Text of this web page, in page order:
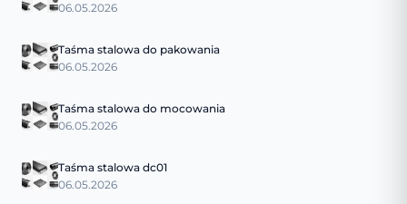
06.05.2026
Taśma stalowa do pakowania
06.05.2026
Taśma stalowa do mocowania
06.05.2026
Taśma stalowa dc01
06.05.2026